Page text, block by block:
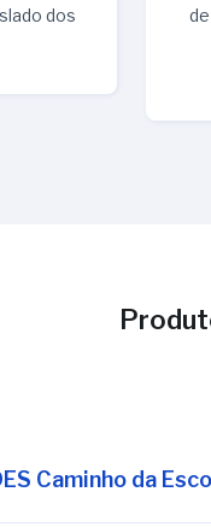
dos
Caminho da